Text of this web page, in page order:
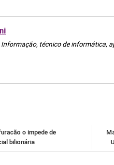
técnico de informática,
o impede de
bilionária